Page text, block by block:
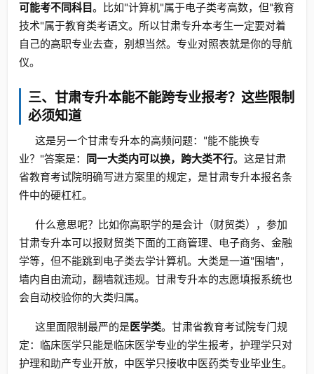
可能考不同科目。比如"计算机"属于电子类考高数，但"教育
技术"属于教育类考语文。所以甘肃专升本考生一定要对着
自己的高职专业去查，别想当然。专业对照表就是你的导航
仪。
三、甘肃专升本能不能跨专业报考？这些限制
必须知道
这是另一个甘肃专升本的高频问题："能不能换专
业？"答案是： 同一大类内可以换，跨大类不行。这是甘肃
省教育考试院明确写进方案里的规定，是甘肃专升本报名条
件中的硬杠杠。
什么意思呢？比如你高职学的是会计（财贸类），参加
甘肃专升本可以报财贸类下面的工商管理、电子商务、金融
学等，但不能跳到电子类去学计算机。大类是一道"围墙"，
墙内自由流动，翻墙就违规。甘肃专升本的志愿填报系统也
会自动校验你的大类归属。
这里面限制最严的是医学类。甘肃省教育考试院专门规
定：临床医学只能是临床医学专业的学生报考，护理学只对
护理和助产专业开放，中医学只接收中医药类专业毕业生。